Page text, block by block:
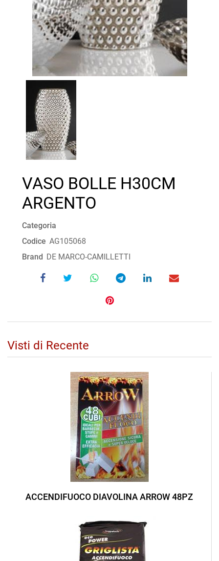
VASO BOLLE H30CM
ARGENTO
Categoria
Codice AG105068
Brand DE MARCO-CAMILLETTI
Visti di Recente
ACCENDIFUOCO DIAVOLINA ARROW 48PZ